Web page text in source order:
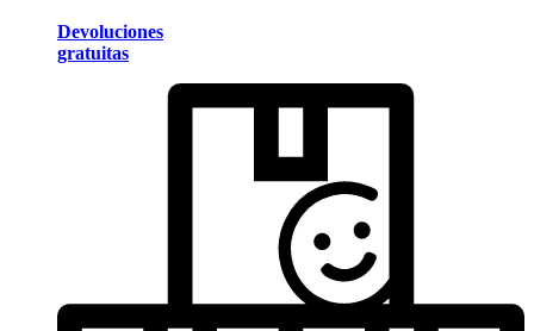
Devoluciones
gratuitas